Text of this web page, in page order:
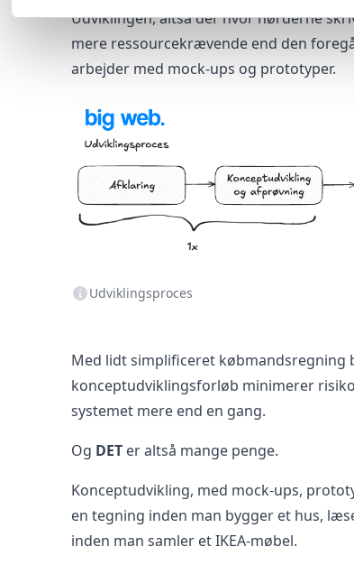
Udviklingen, altså der hvor nørderne
mere ressourcekrævende end den
arbejder med mock-ups og prototyper.
Udviklingsproces
Med lidt simplificeret
konceptudviklingsforløb minimerer
systemet mere end en gang.
Og DET er altså mange penge.
Konceptudvikling, med mock-ups,
en tegning inden man bygger et hus,
inden man samler et IKEA-møbel.